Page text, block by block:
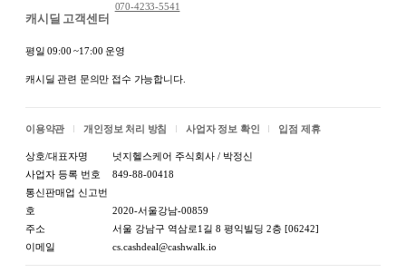
캐시딜 고객센터
070-4233-5541
평일 09:00 ~17:00 운영
캐시딜 관련 문의만 접수 가능합니다.
이용약관 개인정보 처리 방침 사업자 정보 확인 입점 제휴
상호/대표자명
넛지헬스케어 주식회사 / 박정신
사업자 등록 번호
849-88-00418
통신판매업 신고번
호
2020-서울강남-00859
주소
서울 강남구 역삼로1길 8 평익빌딩 2층 [06242]
이메일
cs.cashdeal@cashwalk.io